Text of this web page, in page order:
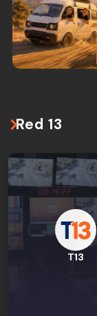
Red 13
T13